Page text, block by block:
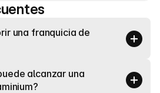
una franquicia de
alcanzar una